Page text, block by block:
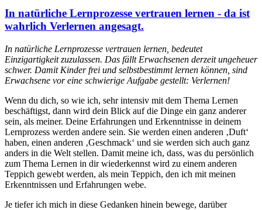
In natürliche Lernprozesse vertrauen lernen - da ist
wahrlich Verlernen angesagt.
In natürliche Lernprozesse vertrauen lernen, bedeutet
Einzigartigkeit zuzulassen. Das fällt Erwachsenen derzeit ungeheuer
schwer. Damit Kinder frei und selbstbestimmt lernen können, sind
Erwachsene vor eine schwierige Aufgabe gestellt: Verlernen!
Wenn du dich, so wie ich, sehr intensiv mit dem Thema Lernen
beschäftigst, dann wird dein Blick auf die Dinge ein ganz anderer
sein, als meiner. Deine Erfahrungen und Erkenntnisse in deinem
Lernprozess werden andere sein. Sie werden einen anderen ‚Duft‘
haben, einen anderen ‚Geschmack‘ und sie werden sich auch ganz
anders in die Welt stellen. Damit meine ich, dass, was du persönlich
zum Thema Lernen in dir wiederkennst wird zu einem anderen
Teppich gewebt werden, als mein Teppich, den ich mit meinen
Erkenntnissen und Erfahrungen webe.
Je tiefer ich mich in diese Gedanken hinein bewege, darüber